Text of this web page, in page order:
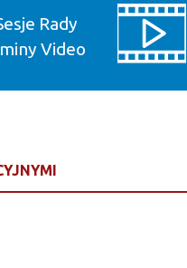
Rady
Video